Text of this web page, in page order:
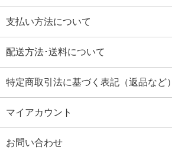
支払い方法について
配送方法･送料について
特定商取引法に基づく表記（返品など）
マイアカウント
お問い合わせ